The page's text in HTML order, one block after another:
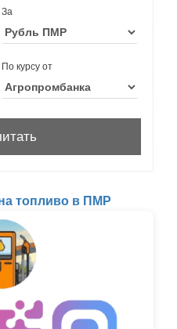
За
По курсу от
топливо в ПМР